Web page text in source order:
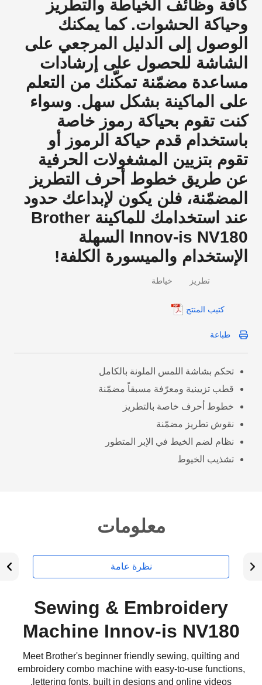
كافة وظائف الخياطة والتطريز
وحياكة الحشوات. كما يمكنك
الوصول إلى الدليل المرجعي على
الشاشة للحصول على إرشادات
مساعدة مضمّنة تمكّنك من التعلم
على الماكينة بشكل سهل. وسواء
كنت تقوم بحياكة رموز خاصة
باستخدام قدم حياكة الرموز أو
تقوم بتزيين المشغولات الحرفية
عن طريق خطوط أحرف التطريز
المضمّنة، فلن يكون لإبداعك حدود
عند استخدامك للماكينة Brother
Innov-is NV180 السهلة
الإستخدام والميسورة الكلفة!
تطريز خياطة
كتيب المنتج
طباعة
تحكم بشاشة اللمس الملونة بالكامل
قطب تزيينية ومعرّفة مسبقاً مضمّنة
خطوط أحرف خاصة بالتطريز
نقوش تطريز مضمّنة
نظام لضم الخيط في الإبر المتطور
تشذيب الخيوط
معلومات
نظرة عامة
Sewing & Embroidery
Machine Innov-is NV180
Meet Brother's beginner friendly sewing, quilting and
embroidery combo machine with easy-to-use functions,
lettering fonts, built in designs and online videos.